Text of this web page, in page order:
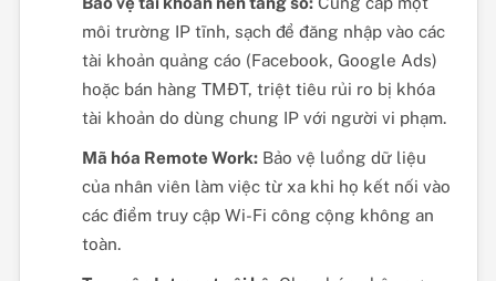
môi trường IP tĩnh, sạch để đăng nhập vào các
tài khoản quảng cáo (Facebook, Google Ads)
hoặc bán hàng TMĐT, triệt tiêu rủi ro bị khóa
tài khoản do dùng chung IP với người vi phạm.
Mã hóa Remote Work:Bảo vệ luồng dữ liệu
của nhân viên làm việc từ xa khi họ kết nối vào
các điểm truy cập Wi-Fi công cộng không an
toàn.